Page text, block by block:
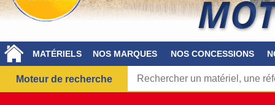
MATÉRIELS NOS MARQUES NOS CONCESSIONS
Moteur de recherche